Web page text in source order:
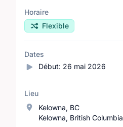
Horaire
Flexible
Dates
Début: 26 mai 2026
Lieu
Kelowna, BC
Kelowna, British Columbia